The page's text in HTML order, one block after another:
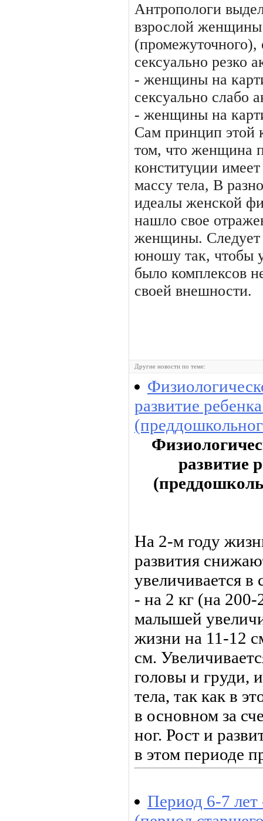
Антропологи
взрослой
сексуально резко
- женщины на
сексуально слабо
- женщины на
Сам принцип этой
том, что женщина
конституции
массу тела, В
идеалы женской
нашло свое
женщины. Следует
юношу так, чтобы
было комплексов
своей внешности.
Другие новости по теме:
развитие
развитие
На 2-м году
развития
увеличивается в
- на 2 кг (на
малышей
жизни на 11-12
см.
головы и груди,
тела, так как в
в ос­новном за
ног. Рост и
в этом периоде
Период 6-7 лет